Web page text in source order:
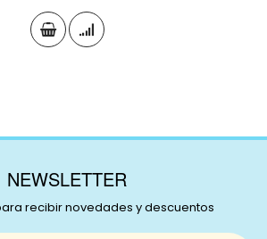
NEWSLETTER
recibir novedades y descuentos